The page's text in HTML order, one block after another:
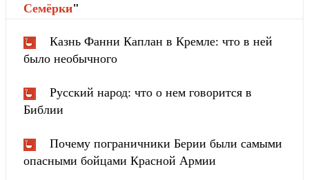
Cемёрки"
Казнь Фанни Каплан в Кремле: что в ней
было необычного
Русский народ: что о нем говорится в
Библии
Почему пограничники Берии были самыми
опасными бойцами Красной Армии